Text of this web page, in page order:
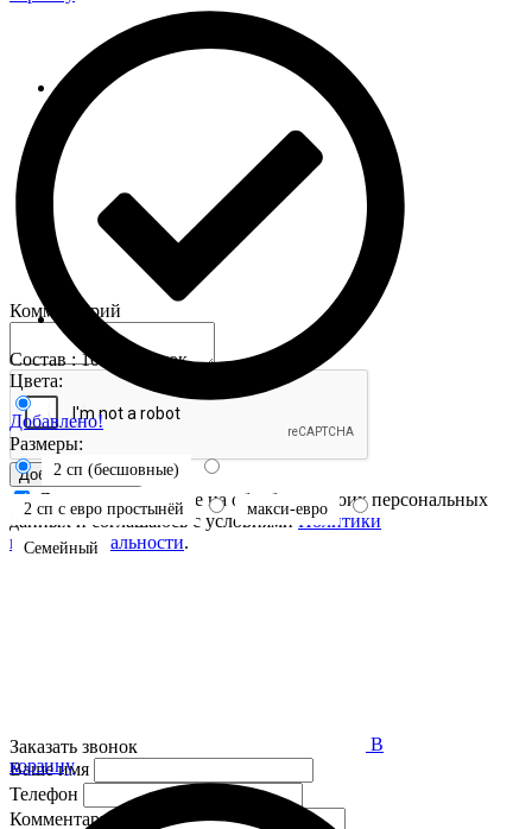
Добавлено!
Состав : 100% хлопок
Цвета:
Размеры:
2 сп (бесшовные)
2 сп с евро простынёй макси-евро
Семейный
В
корзину
Комментарий
Добавить отзыв
Я даю свое согласие на обработку своих персональных
данных и соглашаюсь с условиямиПолитики
конфиденциальности.
Заказать звонок
Ваше имя
Телефон
Комментарий